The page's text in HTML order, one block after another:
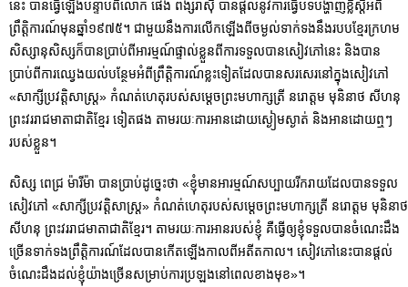
នេះ បានធ្វើឡើងបន្ទាប់ពីលោក ផេង ពង្សរ៉ាស៊ី បានផ្តល់នូវការធ្វើបទបង្ហាញខ្លីស្តីអំពី
ព្រឹត្តិការណ៍មុនឆ្នាំ១៩៧៥។ ជាមួយនឹងការលើកឡើងពីចម្ងល់ទាក់ទងនឹងរបបខ្មែរក្រហម
សិស្សានុសិស្សក៏បានប្រាប់ពីអារម្មណ៍ផ្ទាល់ខ្លួនពីការទទួលបានសៀវភៅនេះ និងបាន
ប្រាប់ពីការឈ្វេងយល់បន្ថែមអំពីព្រឹត្តិការណ៍ខ្លះទៀតដែលបានសរសេរនៅក្នុងសៀវភៅ
«សាក្សីប្រវត្តិសាស្ត្រ» កំណត់ហេតុរបស់សម្តេចព្រះមហាក្សត្រី នរោត្តម មុនិនាថ សីហនុ
ព្រះវររាជមាតាជាតិខ្មែរ ទៀតផង តាមរយៈការអានដោយស្ងៀមស្ងាត់ និងអានដោយឮៗ
របស់ខ្លួន។
សិស្ស ពេជ្រ ម៉ារីម៉ា បានប្រាប់ដូច្នេះថា «ខ្ញុំមានអារម្មណ៍សប្បាយរីករាយដែលបានទទួល
សៀវភៅ «សាក្សីប្រវត្តិសាស្រ្ត» កំណត់ហេតុរបស់សម្តេចព្រះមហាក្សត្រី នរោត្តម មុនិនាថ
សីហនុ ព្រះវររាជមាតាជាតិខ្មែរ។ តាមរយៈការអានរបស់ខ្ញុំ គឺធ្វើឲ្យខ្ញុំទទួលបានចំណេះដឹង
ច្រើនទាក់ទងព្រឹត្តិការណ៍ដែលបានកើតឡើងកាលពីអតីតកាល។ សៀវភៅនេះបានផ្ដល់
ចំណេះដឹងដល់ខ្ញុំយ៉ាងច្រើនសម្រាប់ការប្រឡងនៅពេលខាងមុខ»។